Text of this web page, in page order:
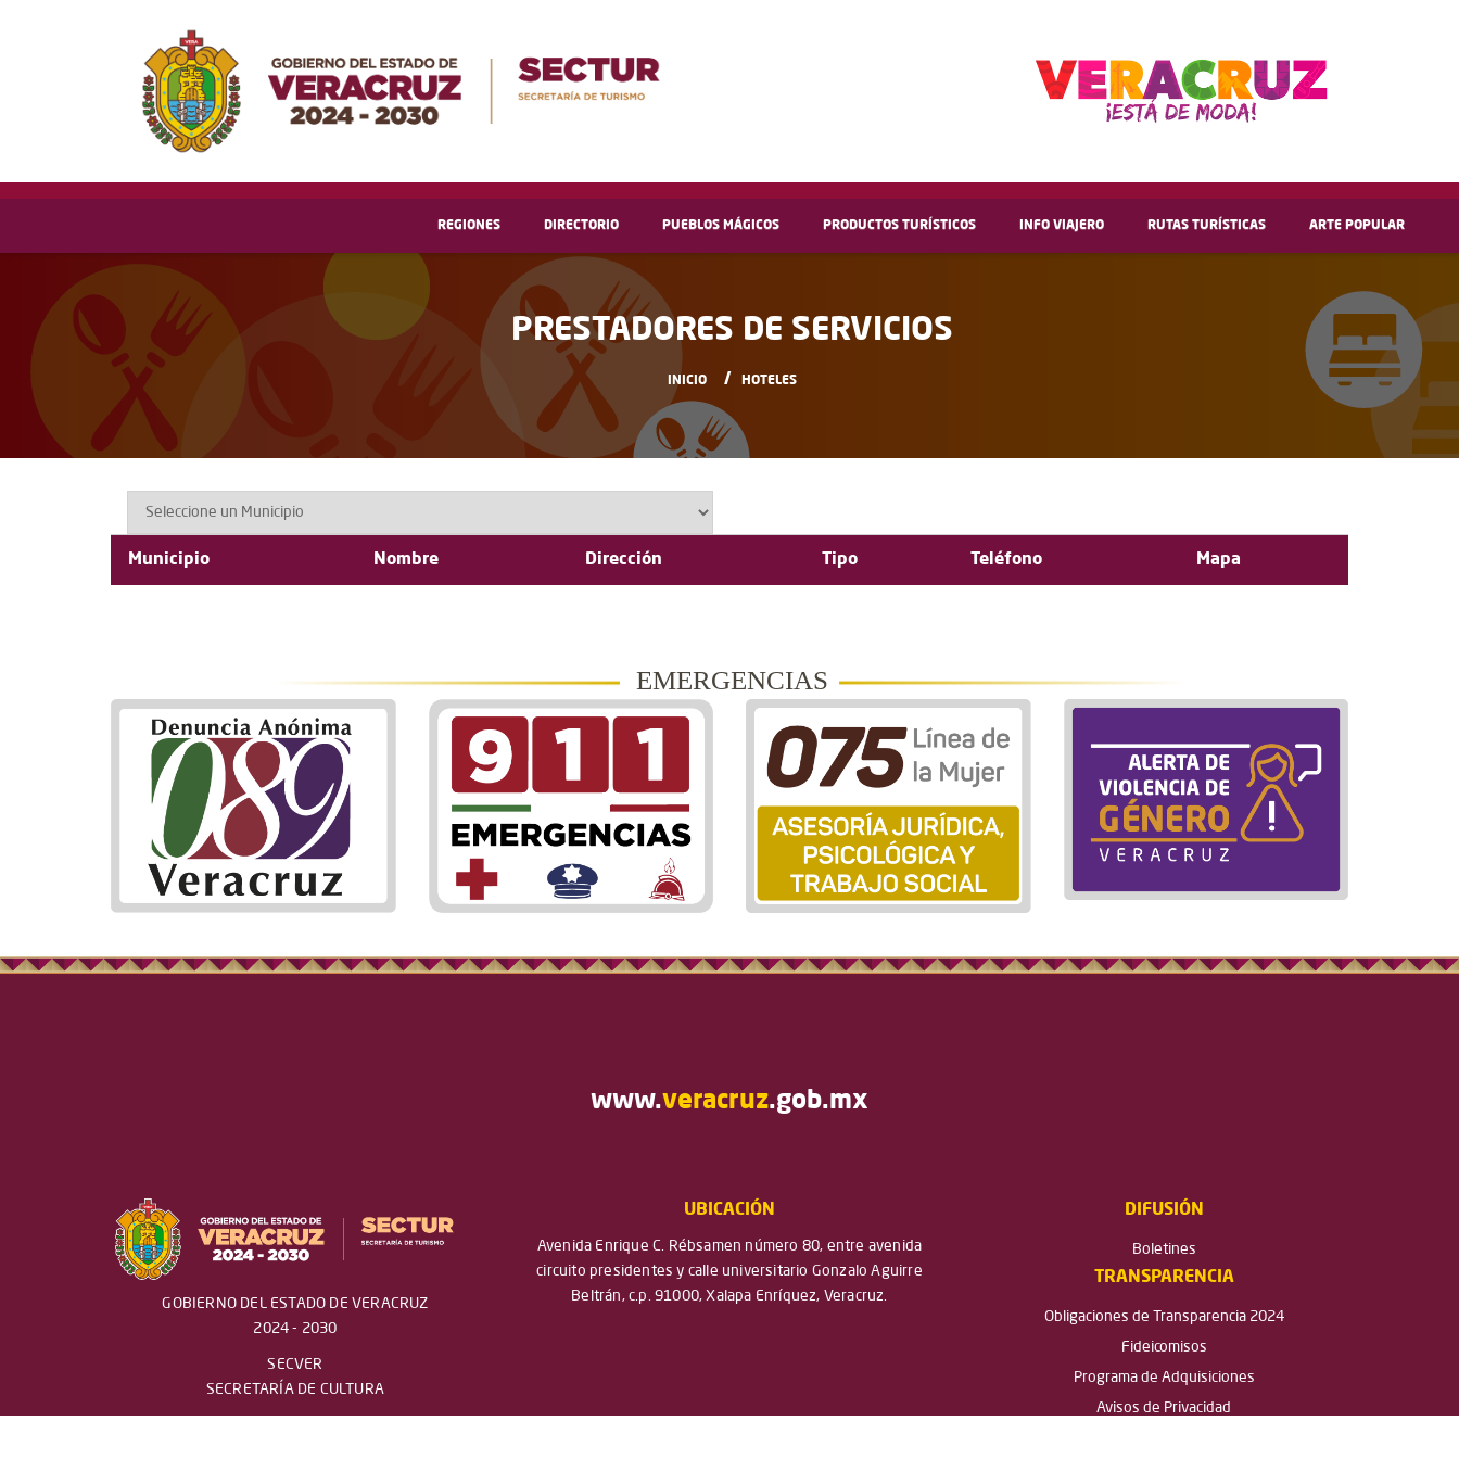
REGIONES DIRECTORIO PUEBLOS MÁGICOS PRODUCTOS TURÍSTICOS INFO VIAJERO RUTAS TURÍSTICAS ARTE POPULAR
PRESTADORES DE SERVICIOS
INICIO HOTELES
Municipio Nombre Dirección Tipo Teléfono Mapa
EMERGENCIAS
www.veracruz.gob.mx
GOBIERNO DEL ESTADO DE VERACRUZ
2024 - 2030
SECVER
SECRETARÍA DE CULTURA
UBICACIÓN
Avenida Enrique C. Rébsamen número 80, entre avenida
circuito presidentes y calle universitario Gonzalo Aguirre
Beltrán, c.p. 91000, Xalapa Enríquez, Veracruz.
DIFUSIÓN
Boletines
TRANSPARENCIA
Obligaciones de Transparencia 2024
Fideicomisos
Programa de Adquisiciones
Avisos de Privacidad